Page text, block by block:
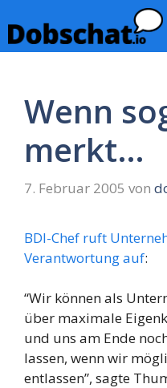
Inhalt
springen
Wenn
merkt…
7. Februar 2005 von
BDI-Chef ruft
Verantwortung auf:
“Wir können als
über maximale
und uns am Ende
lassen, wenn wir
entlassen”, sagte